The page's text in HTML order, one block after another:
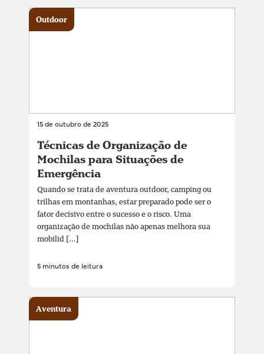
15 de outubro de 2025
Técnicas de Organização de
Mochilas para Situações de
Emergência
Quando se trata de aventura outdoor, camping ou
trilhas em montanhas, estar preparado pode ser o
fator decisivo entre o sucesso e o risco. Uma
organização de mochilas não apenas melhora sua
mobilid [...]
5 minutos de leitura
Outdoor
Aventura